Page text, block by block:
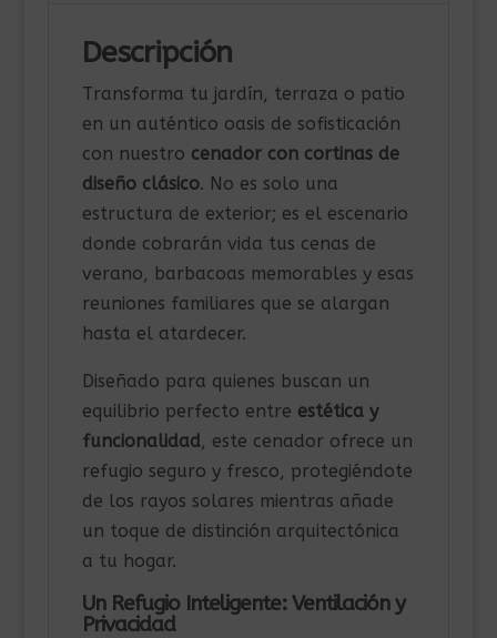
Descripción
Transforma tu jardín, terraza o patio
en un auténtico oasis de sofisticación
con nuestro cenador con cortinas de
diseño clásico. No es solo una
estructura de exterior; es el escenario
donde cobrarán vida tus cenas de
verano, barbacoas memorables y esas
reuniones familiares que se alargan
hasta el atardecer.
Diseñado para quienes buscan un
equilibrio perfecto entre estética y
funcionalidad, este cenador ofrece un
refugio seguro y fresco, protegiéndote
de los rayos solares mientras añade
un toque de distinción arquitectónica
a tu hogar.
Un Refugio Inteligente: Ventilación y
Privacidad